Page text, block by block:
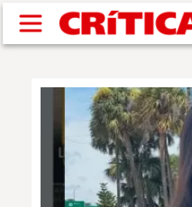
Pasar al contenido principal